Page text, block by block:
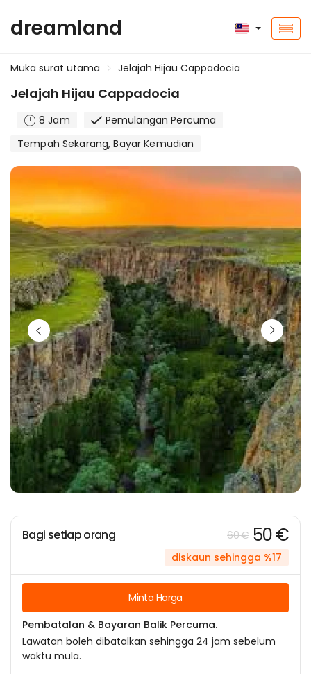
dreamland
Muka surat utama Jelajah Hijau Cappadocia
Jelajah Hijau Cappadocia
8 Jam
Pemulangan Percuma
Tempah Sekarang, Bayar Kemudian
Bagi setiap orang 60 € 50 €
diskaun sehingga %17
Minta Harga
Pembatalan & Bayaran Balik Percuma.
Lawatan boleh dibatalkan sehingga 24 jam sebelum
waktu mula.